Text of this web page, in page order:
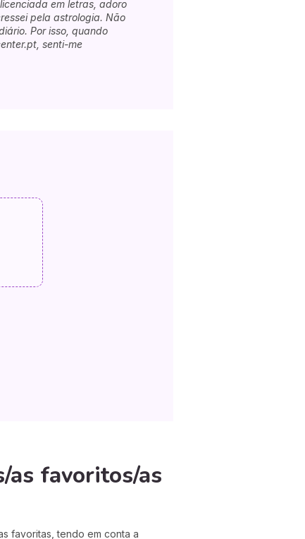
em letras, adoro
pela astrologia. Não
Por isso, quando
senti-me
as favoritos/as
favoritas, tendo em conta a